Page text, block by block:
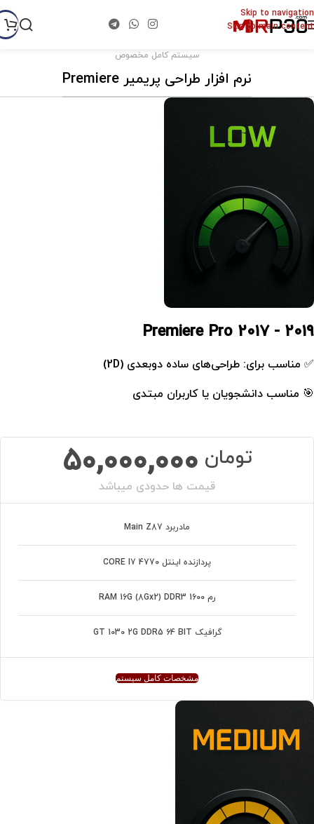
Skip to navigation
Skip to main content
سیستم کامل مخصوص
نرم افزار طراحی پریمیر Premiere
Premiere Pro 2017 - 2019
✅ مناسب برای: طراحی‌های ساده دوبعدی (2D)
🎯 مناسب دانشجویان یا کاربران مبتدی
تومان 50,000,000
قیمت ها حدودی میباشد
مادربرد Main Z87
پردازنده اینتل CORE I7 4770
رم RAM 16G (8Gx2) DDR3 1600
گرافیک GT 1030 2G DDR5 64 BIT
مشخصات کامل سیستم